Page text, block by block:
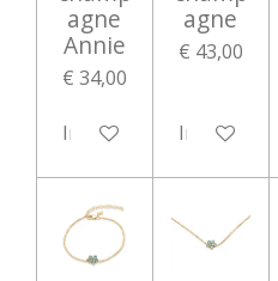
agne
Annie
€ 34,00
In winkelwagen
agne
€ 43,00
In